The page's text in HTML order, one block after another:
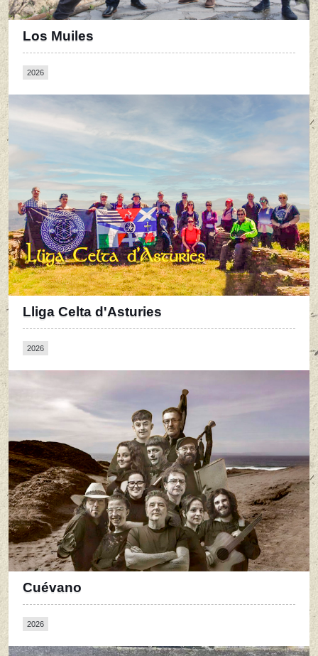
Los Muiles
2026
Lliga Celta d'Asturies
2026
Cuévano
2026